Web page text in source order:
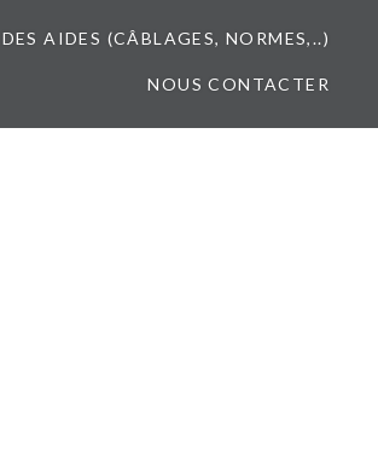
AIDES (CÂBLAGES, NORMES,..)
NOUS CONTACTER